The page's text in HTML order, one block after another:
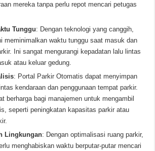
mereka tanpa perlu repot mencari petugas
Tunggu: Dengan teknologi yang canggih,
meminimalkan waktu tunggu saat masuk dan
Ini sangat mengurangi kepadatan lalu lintas
atau keluar gedung.
: Portal Parkir Otomatis dapat menyimpan
kendaraan dan penggunaan tempat parkir.
berharga bagi manajemen untuk mengambil
seperti peningkatan kapasitas parkir atau
Lingkungan: Dengan optimalisasi ruang parkir,
menghabiskan waktu berputar-putar mencari